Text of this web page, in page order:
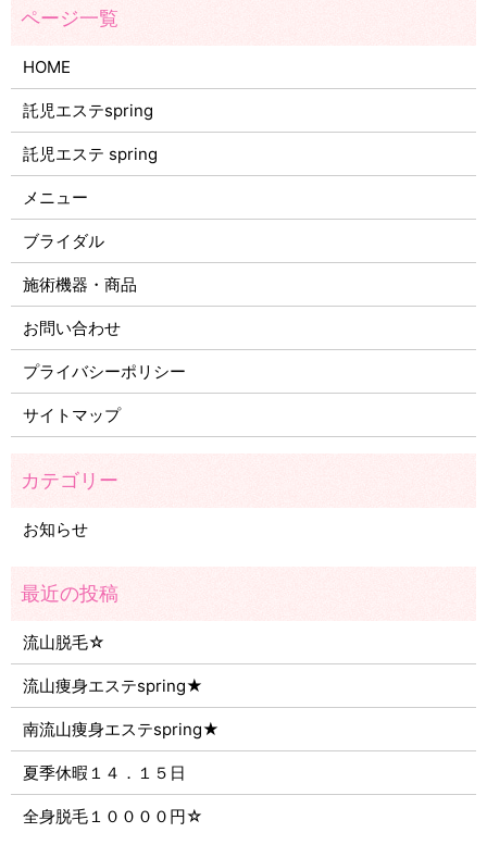
HOME
託児エステspring
託児エステ spring
メニュー
ブライダル
施術機器・商品
お問い合わせ
プライバシーポリシー
サイトマップ
お知らせ
流山脱毛☆
流山痩身エステspring★
南流山痩身エステspring★
夏季休暇１４．１５日
全身脱毛１００００円☆